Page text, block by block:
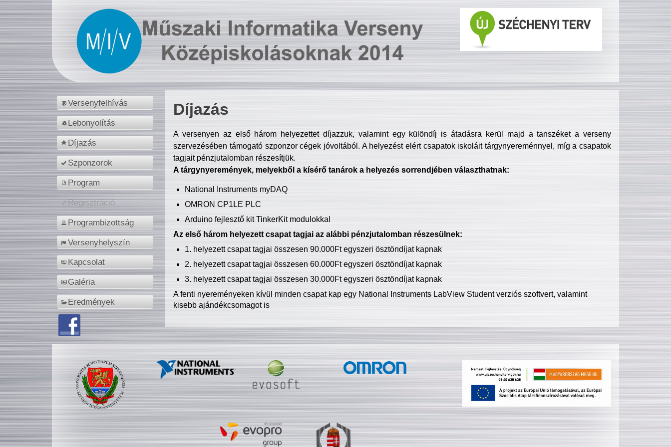
Versenyfelhívás
Lebonyolítás
Díjazás
Szponzorok
Program
Regisztráció
Programbizottság
Versenyhelyszín
Kapcsolat
Galéria
Eredmények
Díjazás
A versenyen az első három helyezettet díjazzuk, valamint egy különdíj is átadásra kerül majd a tanszéket a verseny
szervezésében támogató szponzor cégek jóvoltából. A helyezést elért csapatok iskoláit tárgynyereménnyel, míg a csapatok
tagjait pénzjutalomban részesítjük.
A tárgynyeremények, melyekből a kísérő tanárok a helyezés sorrendjében választhatnak:
National Instruments myDAQ
OMRON CP1LE PLC
Arduino fejlesztő kit TinkerKit modulokkal
Az első három helyezett csapat tagjai az alábbi pénzjutalomban részesülnek:
1. helyezett csapat tagjai összesen 90.000Ft egyszeri ösztöndíjat kapnak
2. helyezett csapat tagjai összesen 60.000Ft egyszeri ösztöndíjat kapnak
3. helyezett csapat tagjai összesen 30.000Ft egyszeri ösztöndíjat kapnak
A fenti nyereményeken kívül minden csapat kap egy National Instruments LabView Student verziós szoftvert, valamint
kisebb ajándékcsomagot is